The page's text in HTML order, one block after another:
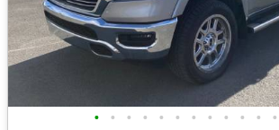
• • • • • • • • • • • •